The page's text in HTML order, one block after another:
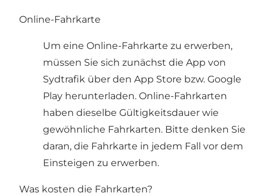
Online-Fahrkarte
Um eine Online-Fahrkarte zu erwerben,
müssen Sie sich zunächst die App von
Sydtrafik über den App Store bzw. Google
Play herunterladen. Online-Fahrkarten
haben dieselbe Gültigkeitsdauer wie
gewöhnliche Fahrkarten. Bitte denken Sie
daran, die Fahrkarte in jedem Fall vor dem
Einsteigen zu erwerben.
Was kosten die Fahrkarten?